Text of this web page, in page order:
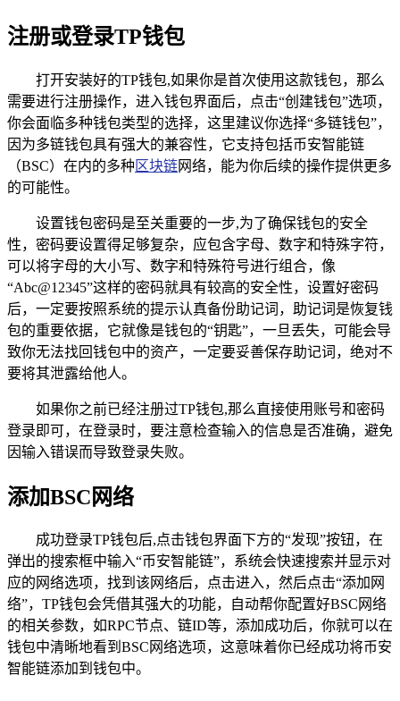
注册或登录TP钱包
打开安装好的TP钱包,如果你是首次使用这款钱包，那么
需要进行注册操作，进入钱包界面后，点击“创建钱包”选项，
你会面临多种钱包类型的选择，这里建议你选择“多链钱包”，
因为多链钱包具有强大的兼容性，它支持包括币安智能链
（BSC）在内的多种 区块链网络，能为你后续的操作提供更多
的可能性。
设置钱包密码是至关重要的一步,为了确保钱包的安全
性，密码要设置得足够复杂，应包含字母、数字和特殊字符，
可以将字母的大小写、数字和特殊符号进行组合，像
“Abc@12345”这样的密码就具有较高的安全性，设置好密码
后，一定要按照系统的提示认真备份助记词，助记词是恢复钱
包的重要依据，它就像是钱包的“钥匙”，一旦丢失，可能会导
致你无法找回钱包中的资产，一定要妥善保存助记词，绝对不
要将其泄露给他人。
如果你之前已经注册过TP钱包,那么直接使用账号和密码
登录即可，在登录时，要注意检查输入的信息是否准确，避免
因输入错误而导致登录失败。
添加BSC网络
成功登录TP钱包后,点击钱包界面下方的“发现”按钮，在
弹出的搜索框中输入“币安智能链”，系统会快速搜索并显示对
应的网络选项，找到该网络后，点击进入，然后点击“添加网
络”，TP钱包会凭借其强大的功能，自动帮你配置好BSC网络
的相关参数，如RPC节点、链ID等，添加成功后，你就可以在
钱包中清晰地看到BSC网络选项，这意味着你已经成功将币安
智能链添加到钱包中。